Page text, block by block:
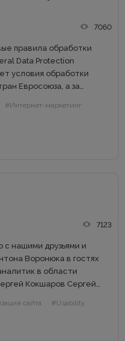
7060
правила обработки
Data Protection
условия обработки
Евросоюза, а за
штрафы. GDPR в странах бывшего СНГ...
#Интернет-маркетинг
7123
с нашими друзьями и
Воронюка в гостях
в области
спикер...
сайта
#Usability